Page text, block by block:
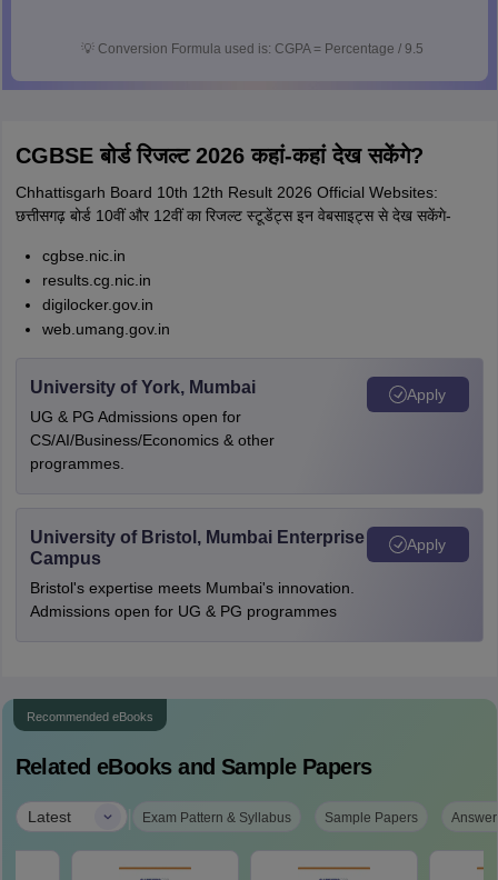
💡 Conversion Formula used is: CGPA = Percentage / 9.5
CGBSE बोर्ड रिजल्ट 2026 कहां-कहां देख सकेंगे?
Chhattisgarh Board 10th 12th Result 2026 Official Websites:
छत्तीसगढ़ बोर्ड 10वीं और 12वीं का रिजल्ट स्टूडेंट्स इन वेबसाइट्स से देख सकेंगे-
cgbse.nic.in
results.cg.nic.in
digilocker.gov.in
web.umang.gov.in
University of York, Mumbai
UG & PG Admissions open for
CS/AI/Business/Economics & other
programmes.
Apply
University of Bristol, Mumbai Enterprise
Campus
Bristol's expertise meets Mumbai's innovation.
Admissions open for UG & PG programmes
Apply
Recommended eBooks
Related eBooks and Sample Papers
Latest | Exam Pattern & Syllabus Sample Papers